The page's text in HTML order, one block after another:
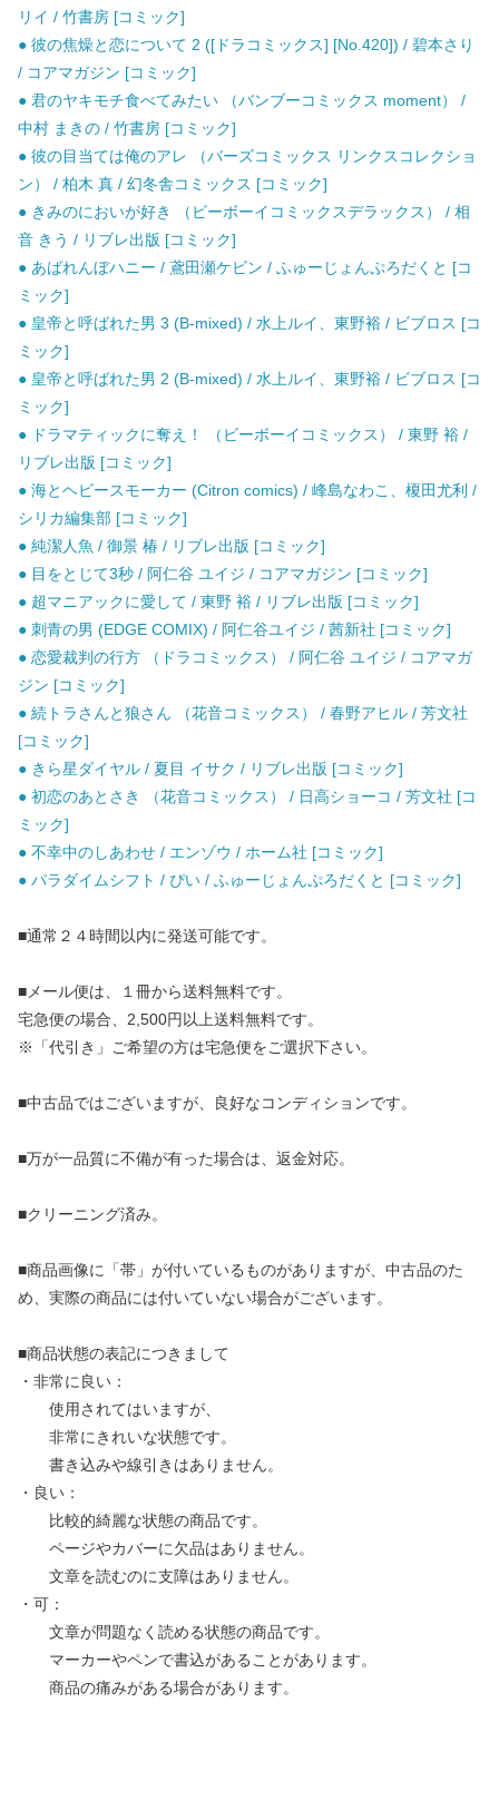
リイ / 竹書房 [コミック]
● 彼の焦燥と恋について 2 ([ドラコミックス] [No.420]) / 碧本さり
/ コアマガジン [コミック]
● 君のヤキモチ食べてみたい （バンブーコミックス moment） /
中村 まきの / 竹書房 [コミック]
● 彼の目当ては俺のアレ （バーズコミックス リンクスコレクショ
ン） / 柏木 真 / 幻冬舎コミックス [コミック]
● きみのにおいが好き （ビーボーイコミックスデラックス） / 相
音 きう / リブレ出版 [コミック]
● あばれんぼハニー / 鳶田瀬ケビン / ふゅーじょんぷろだくと [コ
ミック]
● 皇帝と呼ばれた男 3 (B-mixed) / 水上ルイ、東野裕 / ビブロス [コ
ミック]
● 皇帝と呼ばれた男 2 (B-mixed) / 水上ルイ、東野裕 / ビブロス [コ
ミック]
● ドラマティックに奪え！ （ビーボーイコミックス） / 東野 裕 /
リブレ出版 [コミック]
● 海とヘビースモーカー (Citron comics) / 峰島なわこ、榎田尤利 /
シリカ編集部 [コミック]
● 純潔人魚 / 御景 椿 / リブレ出版 [コミック]
● 目をとじて3秒 / 阿仁谷 ユイジ / コアマガジン [コミック]
● 超マニアックに愛して / 東野 裕 / リブレ出版 [コミック]
● 刺青の男 (EDGE COMIX) / 阿仁谷ユイジ / 茜新社 [コミック]
● 恋愛裁判の行方 （ドラコミックス） / 阿仁谷 ユイジ / コアマガ
ジン [コミック]
● 続トラさんと狼さん （花音コミックス） / 春野アヒル / 芳文社
[コミック]
● きら星ダイヤル / 夏目 イサク / リブレ出版 [コミック]
● 初恋のあとさき （花音コミックス） / 日高ショーコ / 芳文社 [コ
ミック]
● 不幸中のしあわせ / エンゾウ / ホーム社 [コミック]
● パラダイムシフト / ぴい / ふゅーじょんぷろだくと [コミック]
■通常２４時間以内に発送可能です。
■メール便は、１冊から送料無料です。
宅急便の場合、2,500円以上送料無料です。
※「代引き」ご希望の方は宅急便をご選択下さい。
■中古品ではございますが、良好なコンディションです。
■万が一品質に不備が有った場合は、返金対応。
■クリーニング済み。
■商品画像に「帯」が付いているものがありますが、中古品のた
め、実際の商品には付いていない場合がございます。
■商品状態の表記につきまして
・非常に良い：
使用されてはいますが、
非常にきれいな状態です。
書き込みや線引きはありません。
・良い：
比較的綺麗な状態の商品です。
ページやカバーに欠品はありません。
文章を読むのに支障はありません。
・可：
文章が問題なく読める状態の商品です。
マーカーやペンで書込があることがあります。
商品の痛みがある場合があります。